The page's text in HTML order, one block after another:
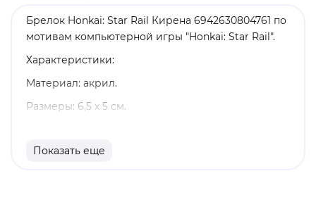
Брелок Honkai: Star Rail Кирена 6942630804761 по
мотивам компьютерной игры "Honkai: Star Rail".
Характеристики:
Материал: акрил.
Размеры: 6,5 x 5 см.
продукт.
Показать еще